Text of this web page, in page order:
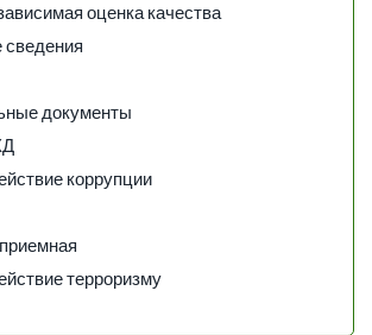
оценка качества
документы
коррупции
терроризму